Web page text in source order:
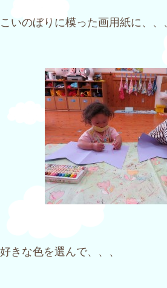
こいのぼりに模った画用紙に、、、
好きな色を選んで、、、